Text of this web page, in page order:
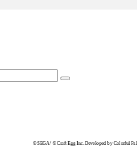
© SEGA / © Craft Egg Inc. Developed by Colorful